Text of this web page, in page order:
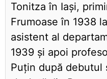
Tonitza în Iași,
Frumoase în 1938
asistent al
1939 și apoi
Puțin după debutul